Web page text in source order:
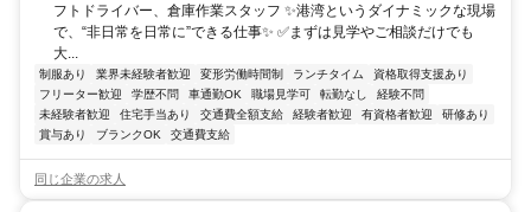
フトドライバー、倉庫作業スタッフ ✨港湾というダイナミックな現場
で、“非日常を日常に”できる仕事✨ ✅まずは見学やご相談だけでも
大...
制服あり 業界未経験者歓迎 変形労働時間制 ランチタイム
資格取得支援あり
フリーター歓迎
学歴不問 車通勤OK 職場見学可 転勤なし
経験不問
未経験者歓迎
住宅手当あり 交通費全額支給 経験者歓迎 有資格者歓迎
研修あり
賞与あり
ブランクOK 交通費支給
同じ企業の求人